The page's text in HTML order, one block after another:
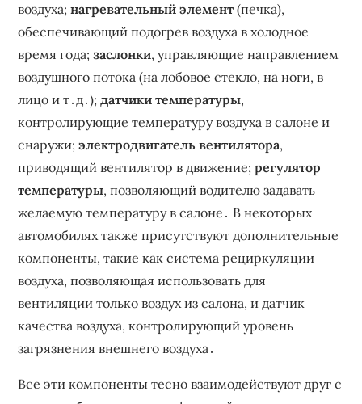
воздуха;нагревательный элемент (печка),
обеспечивающий подогрев воздуха в холодное
время года;заслонки, управляющие направлением
воздушного потока (на лобовое стекло, на ноги, в
лицо и т․д․);датчики температуры,
контролирующие температуру воздуха в салоне и
снаружи;электродвигатель вентилятора,
приводящий вентилятор в движение;регулятор
температуры, позволяющий водителю задавать
желаемую температуру в салоне․ В некоторых
автомобилях также присутствуют дополнительные
компоненты, такие как система рециркуляции
воздуха, позволяющая использовать для
вентиляции только воздух из салона, и датчик
качества воздуха, контролирующий уровень
загрязнения внешнего воздуха․
Все эти компоненты тесно взаимодействуют друг с